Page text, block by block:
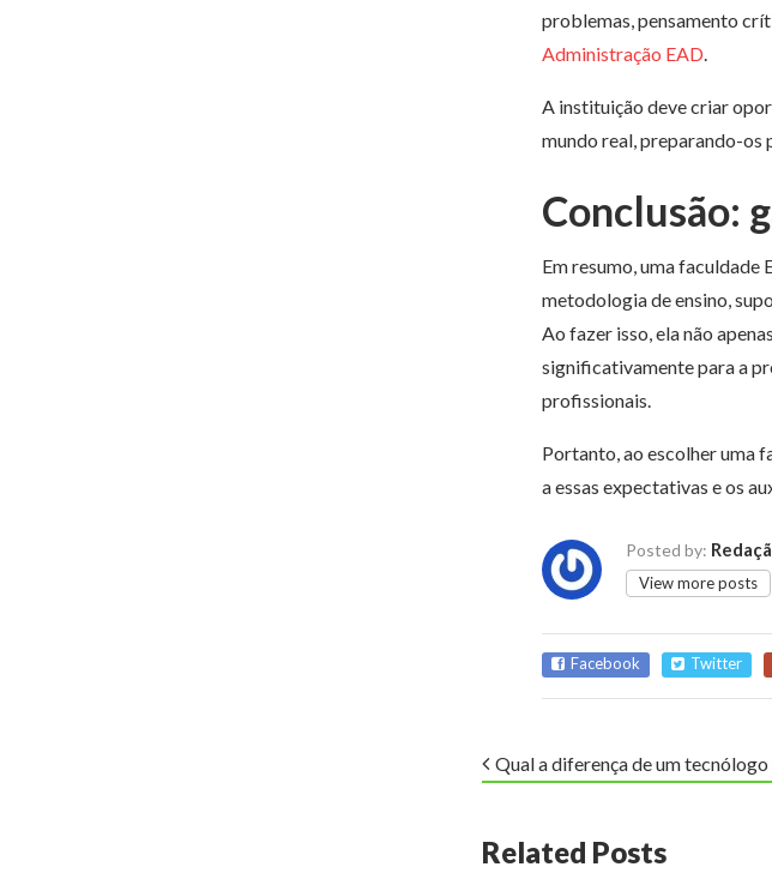
problemas, pensamento
Administração EAD.
A instituição deve criar
mundo real, preparando-os
Conclusão:
Em resumo, uma
metodologia de ensino,
Ao fazer isso, ela não
significativamente para a
profissionais.
Portanto, ao escolher uma
a essas expectativas e os
Posted by:
View more posts
Facebook Twitter
Qual a diferença de um
Related Posts